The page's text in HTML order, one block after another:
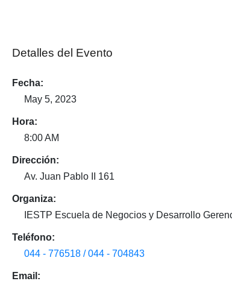
Detalles del Evento
Fecha:
May 5, 2023
Hora:
8:00 AM
Dirección:
Av. Juan Pablo II 161
Organiza:
IESTP Escuela de Negocios y Desarrollo
Teléfono:
044 - 776518 / 044 - 704843
Email: